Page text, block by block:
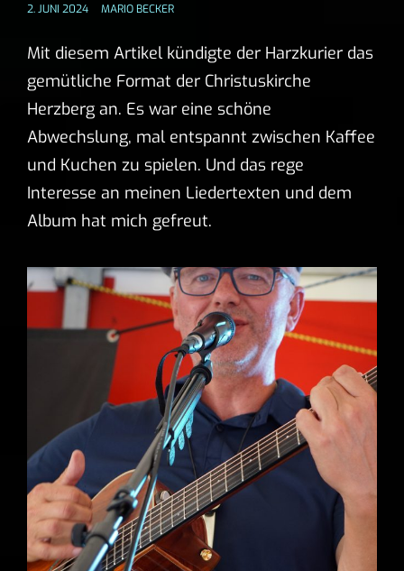
2. JUNI 2024 MARIO BECKER
Mit diesem Artikel kündigte der Harzkurier das
gemütliche Format der Christuskirche
Herzberg an. Es war eine schöne
Abwechslung, mal entspannt zwischen Kaffee
und Kuchen zu spielen. Und das rege
Interesse an meinen Liedertexten und dem
Album hat mich gefreut.